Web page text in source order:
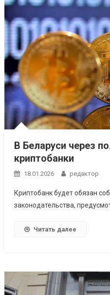
В Беларуси через
криптобанки
18.01.2026 редактор
Криптобанк будет обязан
законодательства,
Читать далее